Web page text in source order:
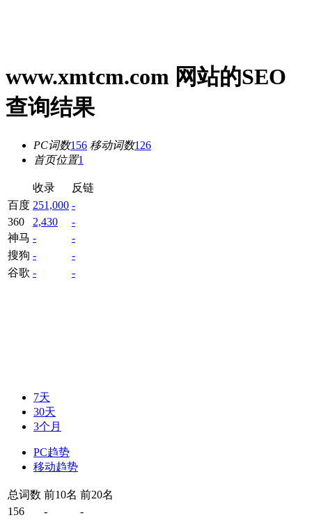
www.xmtcm.com 网站的SEO
查询结果
PC词数156 移动词数126
首页位置1
收录
反链
百度 251,000 -
360
2,430
-
神马 -
-
搜狗 -
-
谷歌 - -
7天
30天
3个月
PC趋势
移动趋势
总词数 前10名 前20名
156
-
-